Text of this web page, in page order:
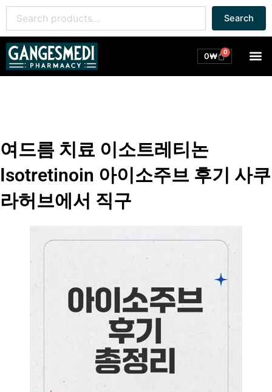
콘
츠
너
for:
Search
0₩ 0
Cart
여드름 치료 이소트레티논
Isotretinoin 아이소주브 후기 사쿠
라허브에서 직구